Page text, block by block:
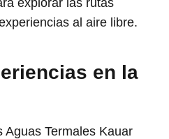
al aire libre.
en la
Aguas Termales Kauar